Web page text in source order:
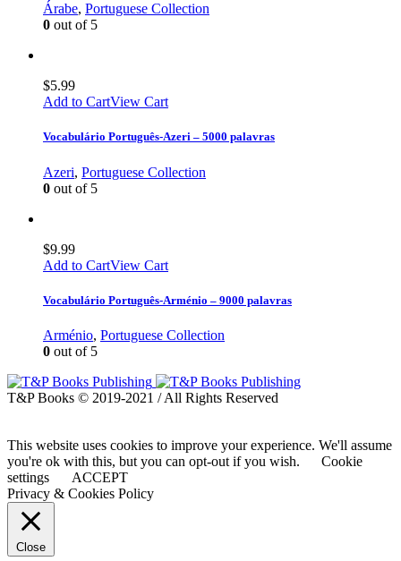
Árabe, Portuguese Collection
0 out of 5
$5.99
Add to CartView Cart
Vocabulário Português-Azeri – 5000 palavras
Azeri, Portuguese Collection
0 out of 5
$9.99
Add to CartView Cart
Vocabulário Português-Arménio – 9000 palavras
Arménio, Portuguese Collection
0 out of 5
T&P Books © 2019-2021 / All Rights Reserved
This website uses cookies to improve your experience. We'll assume
you're ok with this, but you can opt-out if you wish.
Cookie
settings
ACCEPT
Privacy & Cookies Policy
Close